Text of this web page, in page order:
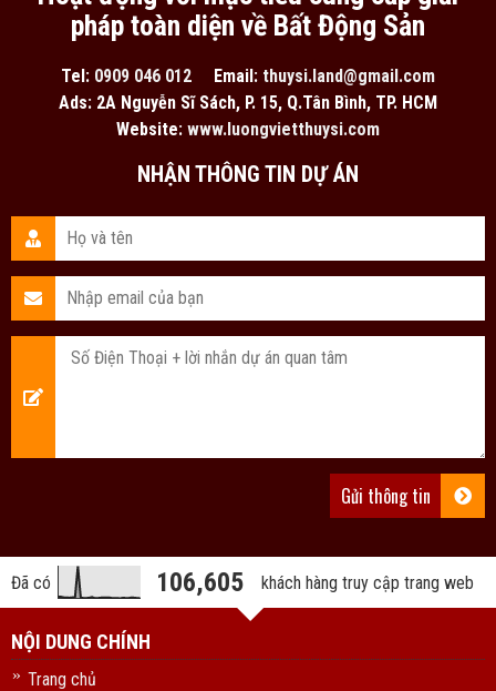
pháp toàn diện về Bất Động Sản
Tel: 0909 046 012 Email: thuysi.land@gmail.com
Ads: 2A Nguyễn Sĩ Sách, P. 15, Q.Tân Bình, TP. HCM
Website: www.luongvietthuysi.com
NHẬN THÔNG TIN DỰ ÁN
Đã có 106,605 khách hàng truy cập trang web
NỘI DUNG CHÍNH
Trang chủ